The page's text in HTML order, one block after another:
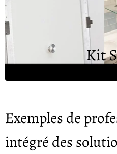
Kit
Exemples de
intégré des